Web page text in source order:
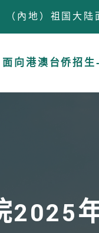
（內地）祖国大陆
面向港澳台侨招生
2025